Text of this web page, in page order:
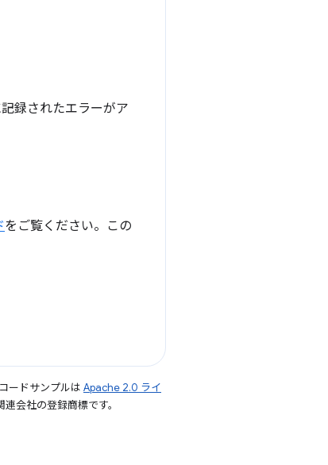
録されたエラーがア
をご覧ください。この
ードサンプルは Apache 2.0 ライ
会社の登録商標です。